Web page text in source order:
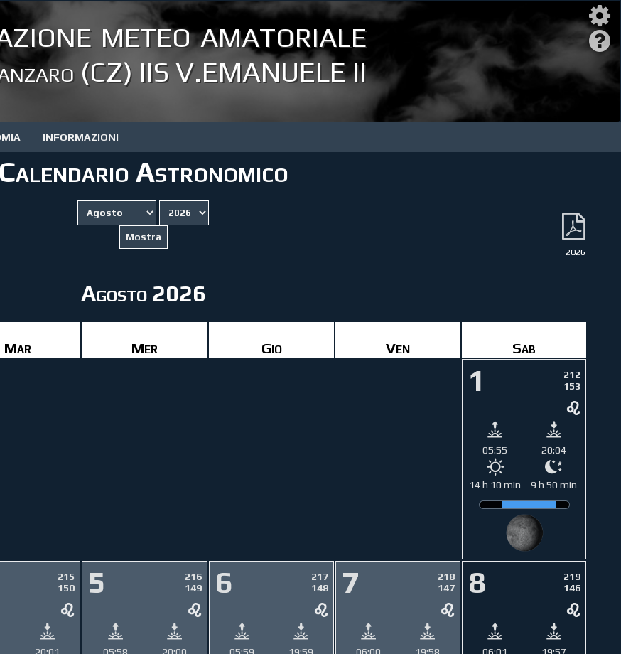
meteo amatoriale
(CZ) IIS V.EMANUELE II
INFORMAZIONI
Calendario Astronomico
2026
Agosto 2026
Mar Mer Gio Ven Sab
1
212
153
05:55 20:04
14 h 10 min 9 h 50 min
215
150
5
216
149
6
217
148
7
218
147
8
219
146